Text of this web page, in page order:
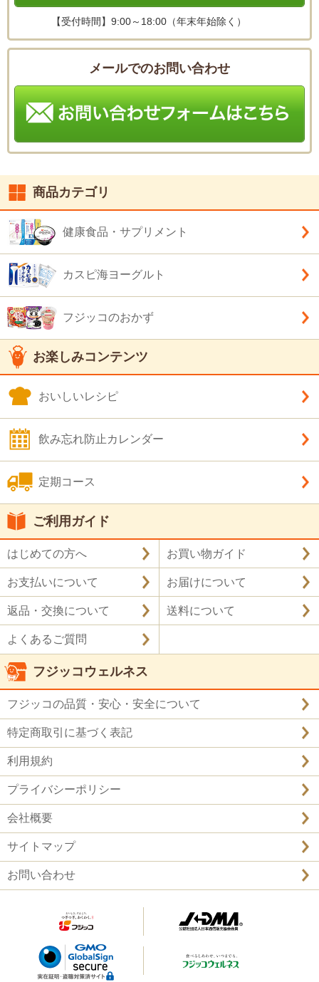
【受付時間】 9:00～18:00（年末年始除く）
メールでのお問い合わせ
商品カテゴリ
健康食品・サプリメント
カスピ海ヨーグルト
フジッコのおかず
お楽しみコンテンツ
おいしいレシピ
飲み忘れ防止カレンダー
定期コース
ご利用ガイド
はじめての方へ お買い物ガイド
お支払いについて お届けについて
返品・交換について 送料について
よくあるご質問
フジッコウェルネス
フジッコの品質・安心・安全について
特定商取引に基づく表記
利用規約
プライバシーポリシー
会社概要
サイトマップ
お問い合わせ